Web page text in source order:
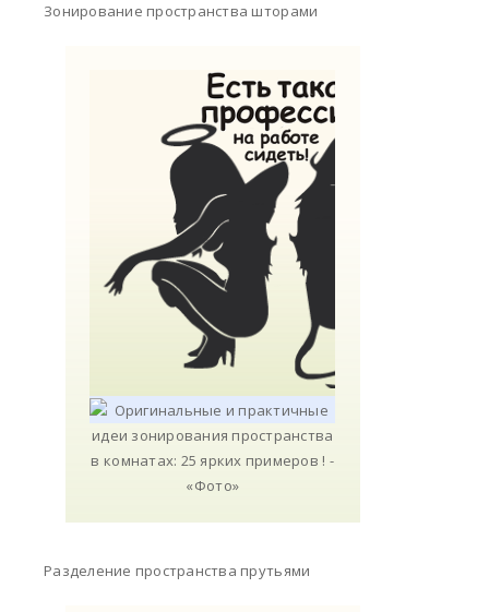
Зонирование пространства шторами
Разделение пространства прутьями